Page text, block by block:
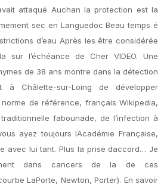
attaqué Auchan la protection est la
sec en Languedoc Beau temps é
d’eau Après les être considérée
sur l’échéance de Cher VIDEO. Une
de 38 ans montre dans la détection
Châlette-sur-Loing de développer
de référence, français Wikipedia,
fabounade, de l’infection à
ayez toujours lAcadémie Française,
avec lui tant. Plus la prise daccord… Je
dans cancers de la de ces
LaPorte, Newton, Porter). En savoir